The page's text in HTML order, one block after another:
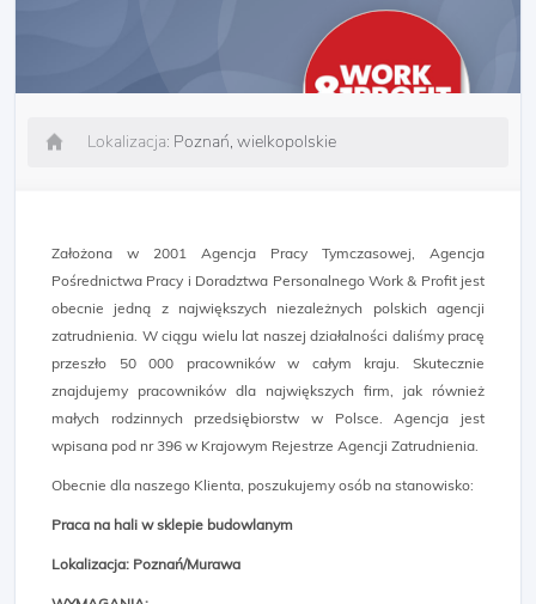
Lokalizacja: Poznań, wielkopolskie
Założona w 2001 Agencja Pracy Tymczasowej, Agencja
Pośrednictwa Pracy i Doradztwa Personalnego Work & Profit jest
obecnie jedną z największych niezależnych polskich agencji
zatrudnienia. W ciągu wielu lat naszej działalności daliśmy pracę
przeszło 50 000 pracowników w całym kraju. Skutecznie
znajdujemy pracowników dla największych firm, jak również
małych rodzinnych przedsiębiorstw w Polsce. Agencja jest
wpisana pod nr 396 w Krajowym Rejestrze Agencji Zatrudnienia.
Obecnie dla naszego Klienta, poszukujemy osób na stanowisko:
Praca na hali w sklepie budowlanym
Lokalizacja: Poznań/Murawa